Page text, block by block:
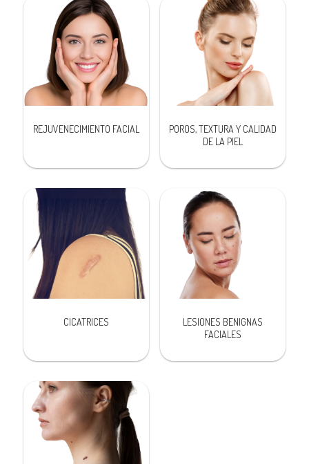
REJUVENECIMIENTO FACIAL
POROS, TEXTURA Y CALIDAD
DE LA PIEL
CICATRICES
LESIONES BENIGNAS
FACIALES